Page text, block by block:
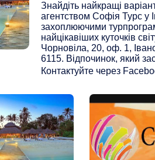
Знайдіть найкращі
агентством Софія Турс у
захоплюючими
найцікавіших куточків
Чорновіла, 20, оф. 1,
6115. Відпочинок, який
Контактуйте через